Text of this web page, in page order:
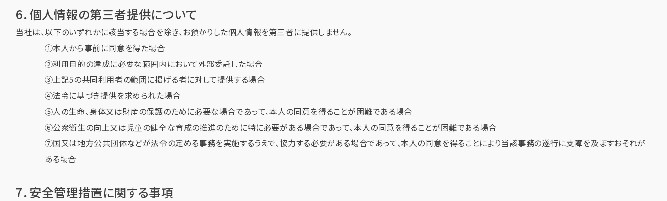
6．個人情報の第三者提供について
当社は、以下のいずれかに該当する場合を除き、お預かりした個人情報を第三者に提供しません。
①本人から事前に同意を得た場合
②利用目的の達成に必要な範囲内において外部委託した場合
③上記5の共同利用者の範囲に掲げる者に対して提供する場合
④法令に基づき提供を求められた場合
⑤人の生命、身体又は財産の保護のために必要な場合であって、本人の同意を得ることが困難である場合
⑥公衆衛生の向上又は児童の健全な育成の推進のために特に必要がある場合であって、本人の同意を得ることが困難である場合
⑦国又は地方公共団体などが法令の定める事務を実施するうえで、協力する必要がある場合であって、本人の同意を得ることにより当該事務の遂行に支障を及ぼすおそれが
ある場合
7．安全管理措置に関する事項